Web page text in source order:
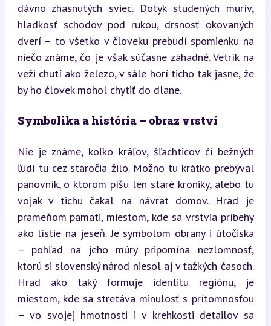
dávno zhasnutých sviec. Dotyk studených murív,
hladkosť schodov pod rukou, drsnosť okovaných
dverí – to všetko v človeku prebudí spomienku na
niečo známe, čo je však súčasne záhadné. Vetrík na
veži chutí ako železo, v sále horí ticho tak jasne, že
by ho človek mohol chytiť do dlane.
Symbolika a história – obraz vrství
Nie je známe, koľko kráľov, šľachticov či bežných
ľudí tu cez stáročia žilo. Možno tu krátko prebýval
panovník, o ktorom píšu len staré kroniky, alebo tu
vojak v tichu čakal na návrat domov. Hrad je
prameňom pamäti, miestom, kde sa vrstvia príbehy
ako lístie na jeseň. Je symbolom obrany i útočiska
– pohľad na jeho múry pripomína nezlomnosť,
ktorú si slovenský národ niesol aj v ťažkých časoch.
Hrad ako taký formuje identitu regiónu, je
miestom, kde sa stretáva minulosť s prítomnosťou
– vo svojej hmotnosti i v krehkosti detailov sa